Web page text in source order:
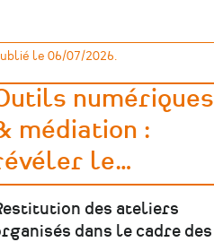
à
la
de
territoire
le 06/07/2026.
numériques
médiation :
le…
des ateliers
dans le cadre des